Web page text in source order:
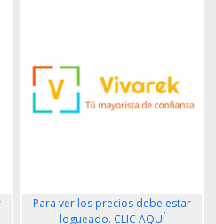
Para ver los precios debe estar
logueado. CLIC AQUÍ